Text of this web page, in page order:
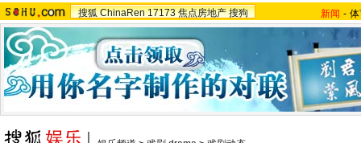
搜狐 ChinaRen 17173 焦点房地产 搜狗 新闻 -